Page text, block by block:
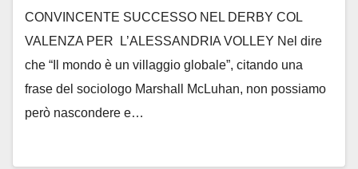
CONVINCENTE SUCCESSO NEL DERBY COL
VALENZA PER L’ALESSANDRIA VOLLEY Nel dire
che “Il mondo è un villaggio globale”, citando una
frase del sociologo Marshall McLuhan, non possiamo
però nascondere e…